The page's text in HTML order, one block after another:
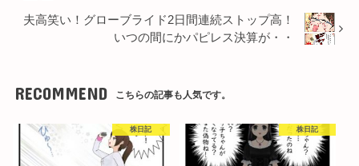
夫高笑い！グローブライド2日間連続ストップ高！
いつの間にかパピレス決算が・・
RECOMMEND こちらの記事も人気です。
株日記 株日記